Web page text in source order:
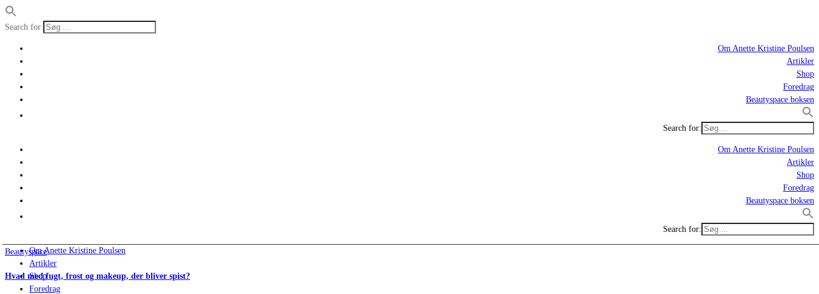
Search for:
Om Anette Kristine Poulsen
Artikler
Shop
Foredrag
Beautyspace boksen
Search for:
Om Anette Kristine Poulsen
Artikler
Shop
Foredrag
Beautyspace boksen
Search for:
Om Anette Kristine Poulsen
Artikler
Shop
Foredrag
Beautyspace
Hvad med fugt, frost og makeup, der bliver spist?